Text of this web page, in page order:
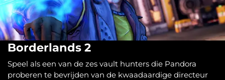
Borderlands 2
Speel als een van de zes vault hunters die Pandora
proberen te bevrijden van de kwaadaardige directeur